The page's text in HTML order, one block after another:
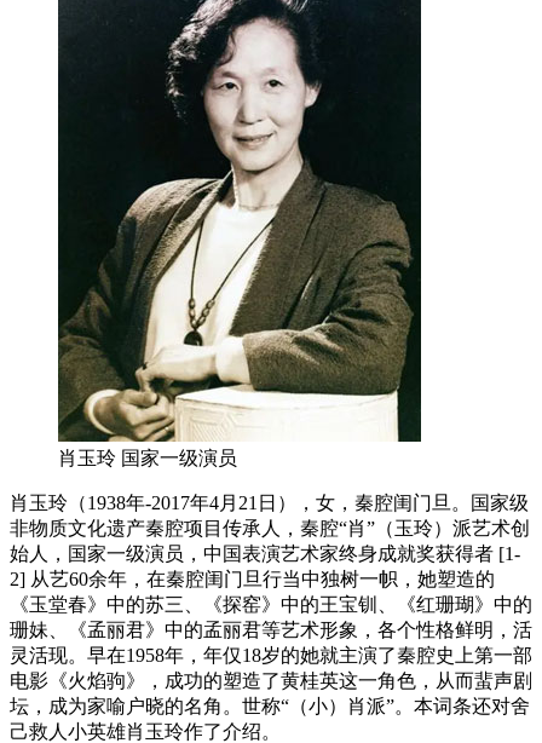
肖玉玲 国家一级演员
肖玉玲（1938年-2017年4月21日），女，秦腔闺门旦。国家级
非物质文化遗产秦腔项目传承人，秦腔“肖”（玉玲）派艺术创
始人，国家一级演员，中国表演艺术家终身成就奖获得者 [1-
2] 从艺60余年，在秦腔闺门旦行当中独树一帜，她塑造的
《玉堂春》中的苏三、《探窑》中的王宝钏、《红珊瑚》中的
珊妹、《孟丽君》中的孟丽君等艺术形象，各个性格鲜明，活
灵活现。早在1958年，年仅18岁的她就主演了秦腔史上第一部
电影《火焰驹》，成功的塑造了黄桂英这一角色，从而蜚声剧
坛，成为家喻户晓的名角。世称“（小）肖派”。本词条还对舍
己救人小英雄肖玉玲作了介绍。